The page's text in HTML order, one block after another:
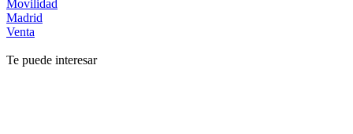
Movilidad
Madrid
Venta
Te puede interesar